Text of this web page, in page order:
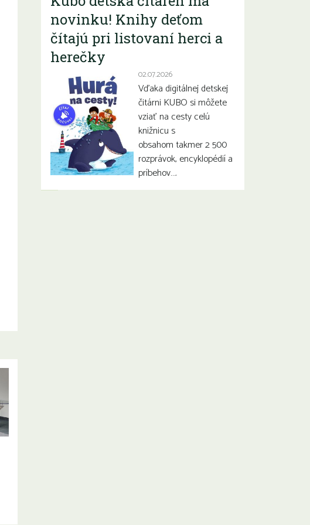
novinku! Knihy deťom
čítajú pri listovaní herci a
herečky
02.07.2026
Vďaka digitálnej detskej
čitárni KUBO si môžete
vziať na cesty celú
knižnicu s
obsahom takmer 2 500
rozprávok, encyklopédií a
príbehov….